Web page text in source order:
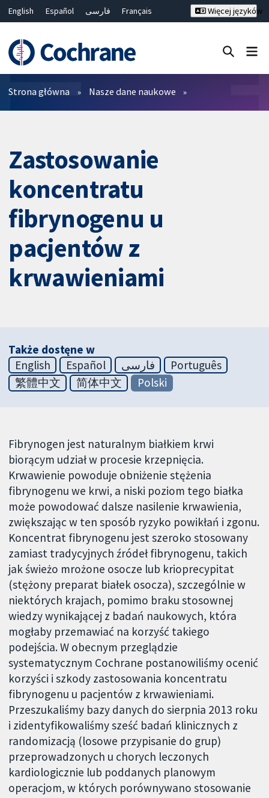
English Español فارسی
Français
Bahasa Malaysia
ไทย
繁體中文
简体中文
Więcej języków
Filtry
Strona główna Nasze dane naukowe
Zastosowanie
koncentratu
fibrynogenu u
pacjentów z
krwawieniami
Także dostęne w
English
Español فارسی
Português
繁體中文
简体中文 Polski
Fibrynogen jest naturalnym białkiem krwi
biorącym udział w procesie krzepnięcia.
Krwawienie powoduje obniżenie stężenia
fibrynogenu we krwi, a niski poziom tego białka
może powodować dalsze nasilenie krwawienia,
zwiększając w ten sposób ryzyko powikłań i zgonu.
Koncentrat fibrynogenu jest szeroko stosowany
zamiast tradycyjnych źródeł fibrynogenu, takich
jak świeżo mrożone osocze lub krioprecypitat
(stężony preparat białek osocza), szczególnie w
niektórych krajach, pomimo braku stosownej
wiedzy wynikającej z badań naukowych, która
mogłaby przemawiać na korzyść takiego
podejścia. W obecnym przeglądzie
systematycznym Cochrane postanowiliśmy ocenić
korzyści i szkody zastosowania koncentratu
fibrynogenu u pacjentów z krwawieniami.
Przeszukaliśmy bazy danych do sierpnia 2013 roku
i zidentyfikowaliśmy sześć badań klinicznych z
randomizacją (losowe przypisanie do grup)
przeprowadzonych u chorych leczonych
kardiologicznie lub poddanych planowym
operacjom, w których porównywano stosowanie